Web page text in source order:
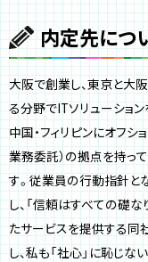
内定先につ
大阪で創業し、東京と大
る分野でITソリューショ
中国・フィリピンにオフ
業務委託）の拠点を持っ
す。従業員の行動指針と
し、「信頼はすべての礎な
たサービスを提供する同
し、私も「社心」に恥じ